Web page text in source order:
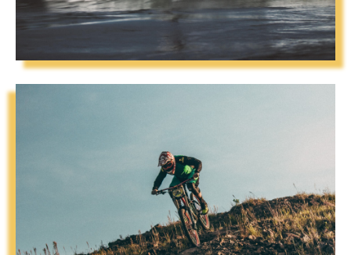
Read More
WATER SPORTS